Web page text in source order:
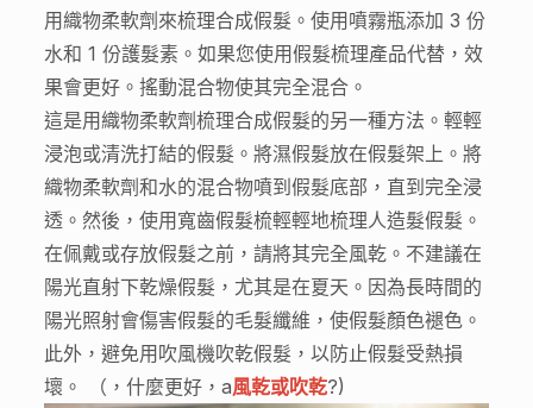
用織物柔軟劑來梳理合成假髮。使用噴霧瓶添加 3 份
水和 1 份護髮素。如果您使用假髮梳理產品代替，效
果會更好。搖動混合物使其完全混合。
這是用織物柔軟劑梳理合成假髮的另一種方法。輕輕
浸泡或清洗打結的假髮。將濕假髮放在假髮架上。將
織物柔軟劑和水的混合物噴到假髮底部，直到完全浸
透。然後，使用寬齒假髮梳輕輕地梳理人造髮假髮。
在佩戴或存放假髮之前，請將其完全風乾。不建議在
陽光直射下乾燥假髮，尤其是在夏天。因為長時間的
陽光照射會傷害假髮的毛髮纖維，使假髮顏色褪色。
此外，避免用吹風機吹乾假髮，以防止假髮受熱損
壞。 （，什麼更好，a風乾或吹乾?)